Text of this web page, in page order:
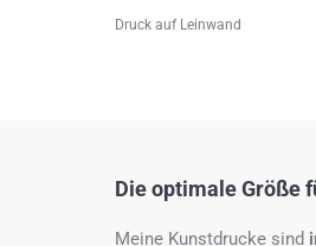
Druck auf Leinwand
Die optimale Größe
Meine Kunstdrucke sind